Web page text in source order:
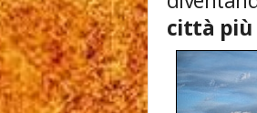
.
città più